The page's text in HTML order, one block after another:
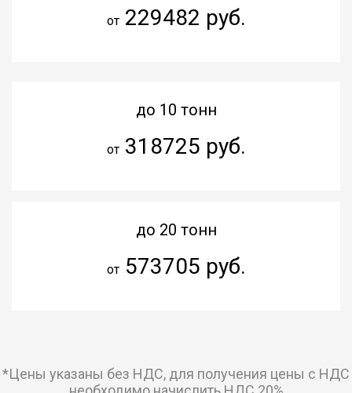
от229482 руб.
до 10 тонн
от318725 руб.
до 20 тонн
от573705 руб.
*Цены указаны без НДС, для получения цены с НДС